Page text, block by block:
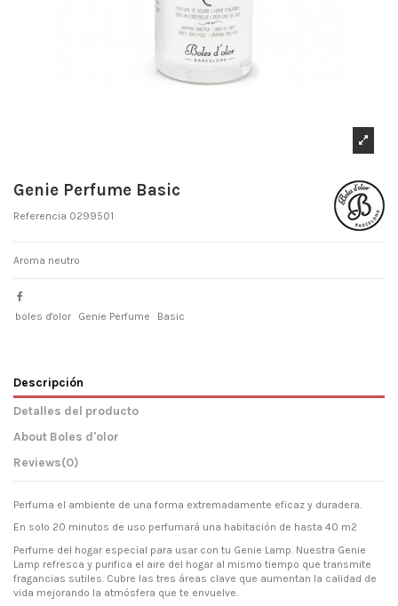
Genie Perfume Basic
Referencia 0299501
Aroma neutro
boles d'olor Genie Perfume Basic
Descripción
Detalles del producto
About Boles d'olor
Reviews(0)
Perfuma el ambiente de una forma extremadamente eficaz y duradera.
En solo 20 minutos de uso perfumará una habitación de hasta 40 m2
Perfume del hogar especial para usar con tu Genie Lamp. Nuestra Genie
Lamp refresca y purifica el aire del hogar al mismo tiempo que transmite
fragancias sutiles. Cubre las tres áreas clave que aumentan la calidad de
vida mejorando la atmósfera que te envuelve.